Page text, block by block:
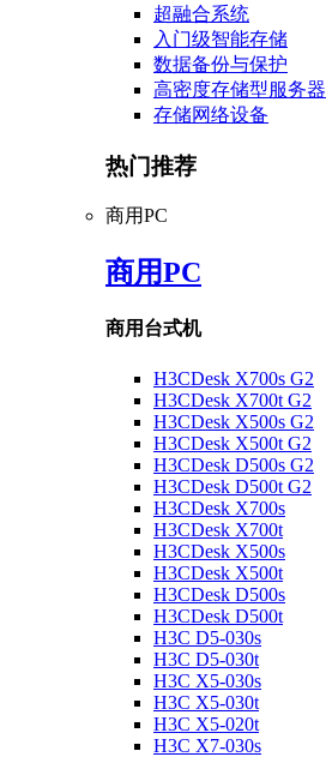
超融合系统
入门级智能存储
数据备份与保护
高密度存储型服务器
存储网络设备
热门推荐
商用PC
商用PC
商用台式机
H3CDesk X700s G2
H3CDesk X700t G2
H3CDesk X500s G2
H3CDesk X500t G2
H3CDesk D500s G2
H3CDesk D500t G2
H3CDesk X700s
H3CDesk X700t
H3CDesk X500s
H3CDesk X500t
H3CDesk D500s
H3CDesk D500t
H3C D5-030s
H3C D5-030t
H3C X5-030s
H3C X5-030t
H3C X5-020t
H3C X7-030s